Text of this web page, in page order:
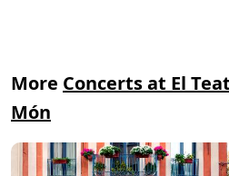
More Concerts at El
Món